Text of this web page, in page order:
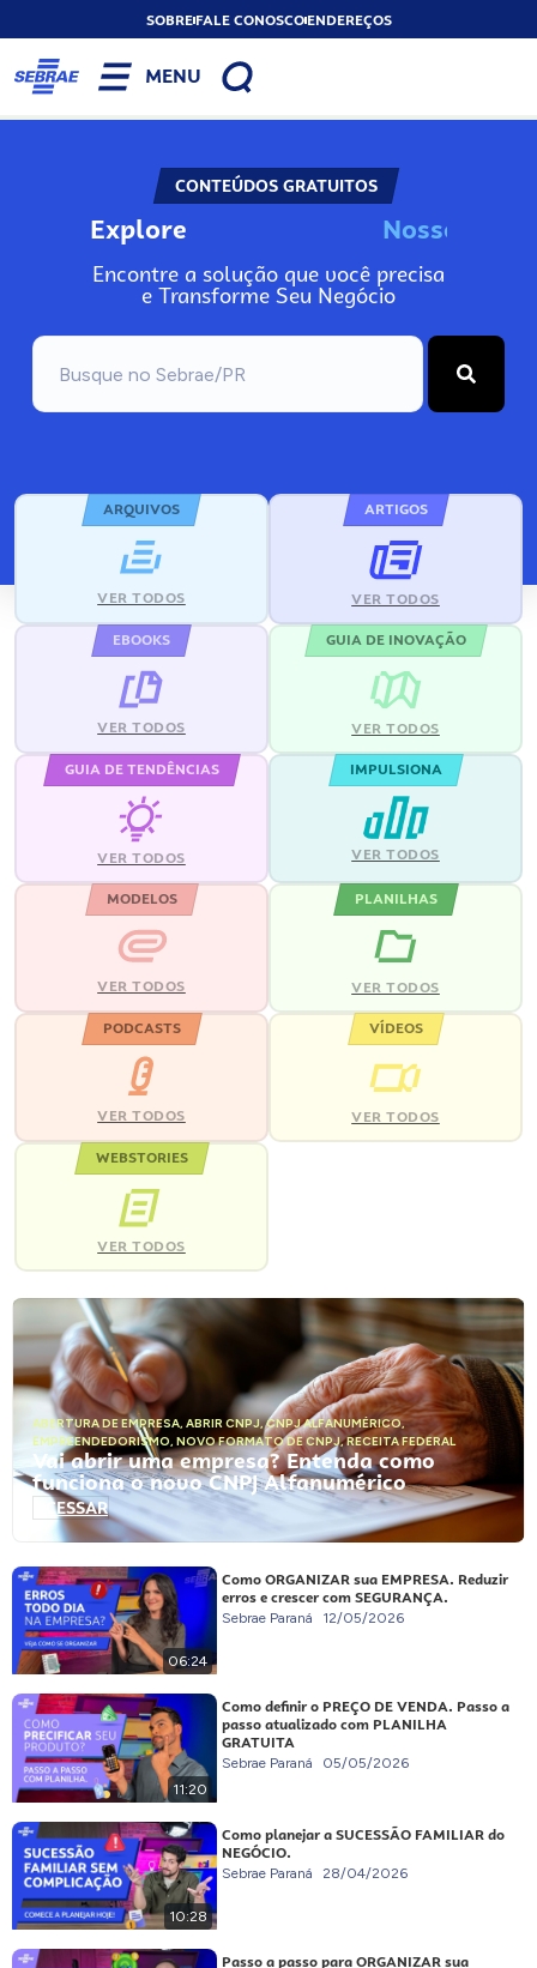
SOBREFALE CONOSCOENDEREÇOS
MENU
CONTEÚDOS GRATUITOS
Explore No
Encontre a solução que você precisa
e Transforme Seu Negócio
ARQUIVOS
VER TODOS
ARTIGOS
VER TODOS
EBOOKS
VER TODOS
GUIA DE INOVAÇÃO
VER TODOS
GUIA DE TENDÊNCIAS
VER TODOS
IMPULSIONA
VER TODOS
MODELOS
VER TODOS
PLANILHAS
VER TODOS
PODCASTS
VER TODOS
VÍDEOS
VER TODOS
WEBSTORIES
VER TODOS
ABERTURA DE EMPRESA, ABRIR CNPJ,CNPJ ALFANUMÉRICO,
EMPREENDEDORISMO, NOVO FORMATO DE CNPJ,RECEITA FEDERAL
Vai abrir uma empresa? Entenda como
funciona o novo CNPJ Alfanumérico
ACESSAR
06:24
Como ORGANIZAR sua EMPRESA. Reduzir
erros e crescer com SEGURANÇA.
Sebrae Paraná 12/05/2026
11:20
Como definir o PREÇO DE VENDA. Passo a
passo atualizado com PLANILHA
GRATUITA
Sebrae Paraná 05/05/2026
10:28
Como planejar a SUCESSÃO FAMILIAR do
NEGÓCIO.
Sebrae Paraná 28/04/2026
Passo a passo para ORGANIZAR sua